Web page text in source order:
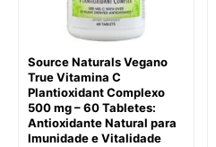
Source Naturals Vegano
True Vitamina C
Plantioxidant Complexo
500 mg – 60 Tabletes:
Antioxidante Natural para
Imunidade e Vitalidade